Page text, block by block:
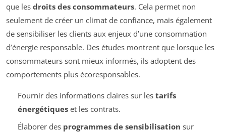
que les droits des consommateurs. Cela permet non
seulement de créer un climat de confiance, mais également
de sensibiliser les clients aux enjeux d’une consommation
d’énergie responsable. Des études montrent que lorsque les
consommateurs sont mieux informés, ils adoptent des
comportements plus écoresponsables.
Fournir des informations claires sur les tarifs
énergétiqueset les contrats.
Élaborer des programmes de sensibilisation sur